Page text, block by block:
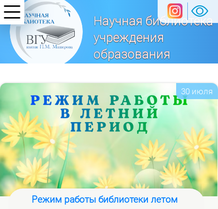
Научная библиотека
учреждения
образования
государственный университет
имени П. М. Машерова»
30 июля
Режим работы библиотеки летом